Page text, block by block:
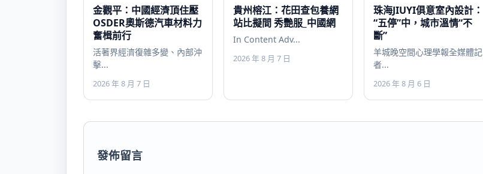
金觀平：中國經濟頂住壓
OSDER奧斯德汽車材料力
奮楫前行
活著界經濟復雜多變、內部沖
擊...
2026 年 8 月 7 日
貴州榕江：花田查包養網
站比擬間 秀艷服_中國網
In Content Adv...
2026 年 8 月 7 日
珠海JIUYI俱意室內設計：
“五停”中，城市溫情“不
斷”
羊城晚空間心理學報全媒體記
者...
2026 年 8 月 6 日
發佈留言